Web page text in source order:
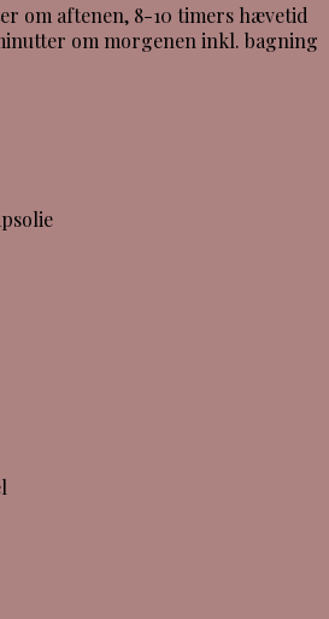
om aftenen, 8-10 timers hævetid
om morgenen inkl. bagning